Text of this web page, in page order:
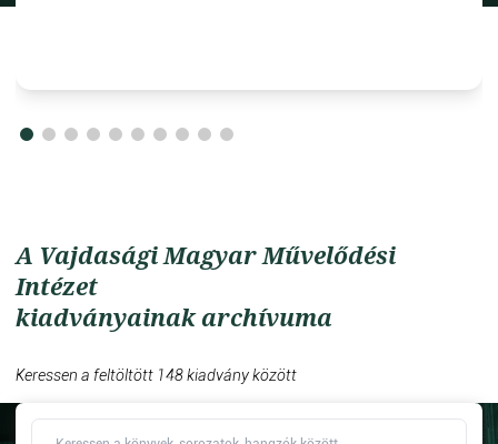
A Vajdasági Magyar Művelődési
Intézet
kiadványainak archívuma
Keressen a feltöltött 148 kiadvány között